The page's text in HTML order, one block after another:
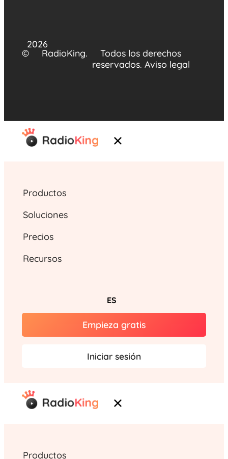
©
2026
RadioKing.
Todos los derechos
reservados. Aviso legal
Productos
Soluciones
Precios
Recursos
ES
Empieza gratis
Iniciar sesión
Productos